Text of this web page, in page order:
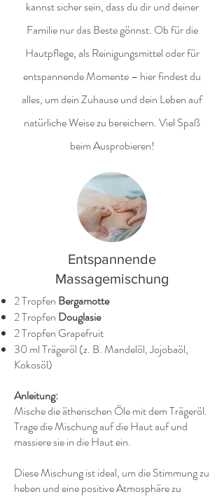
kannst sicher sein, dass du dir und deiner
Familie nur das Beste gönnst. Ob für die
Hautpflege, als Reinigungsmittel oder für
entspannende Momente – hier findest du
alles, um dein Zuhause und dein Leben auf
natürliche Weise zu bereichern. Viel Spaß
beim Ausprobieren!
Entspannende
Massagemischung
2 Tropfen Bergamotte
2 Tropfen Douglasie
2 Tropfen Grapefruit
30 ml Trägeröl (z. B. Mandelöl, Jojobaöl,
Kokosöl)
Anleitung:
Mische die ätherischen Öle mit dem Trägeröl.
Trage die Mischung auf die Haut auf und
massiere sie in die Haut ein.
Diese Mischung ist ideal, um die Stimmung zu
heben und eine positive Atmosphäre zu